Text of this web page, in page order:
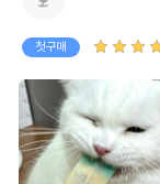
첫구매